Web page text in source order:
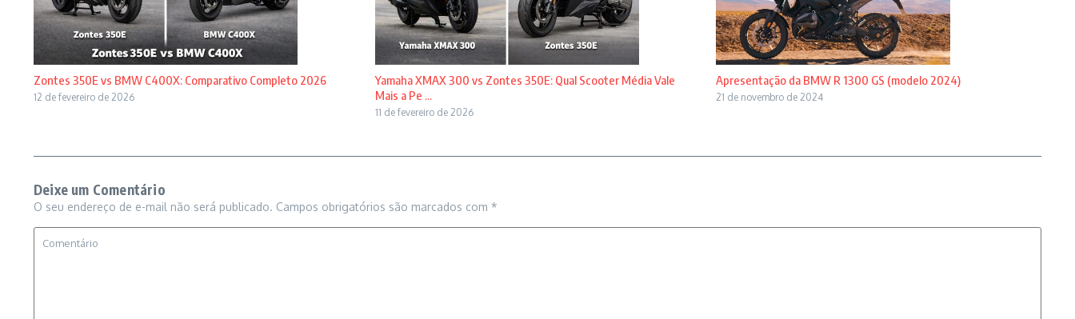
Zontes 350E vs BMW C400X: Comparativo Completo 2026
12 de fevereiro de 2026
Yamaha XMAX 300 vs Zontes 350E: Qual Scooter Média Vale
Mais a Pe ...
11 de fevereiro de 2026
Apresentação da BMW R 1300 GS (modelo 2024)
21 de novembro de 2024
Deixe um Comentário
O seu endereço de e-mail não será publicado. Campos obrigatórios são marcados com *